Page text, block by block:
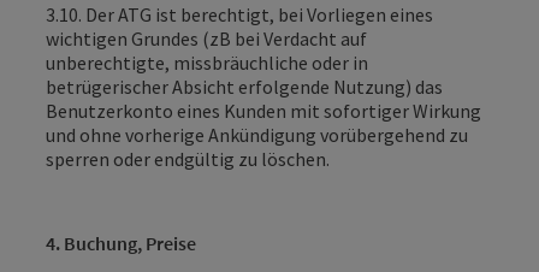
3.10. Der ATG ist berechtigt, bei Vorliegen eines
wichtigen Grundes (zB bei Verdacht auf
unberechtigte, missbräuchliche oder in
betrügerischer Absicht erfolgende Nutzung) das
Benutzerkonto eines Kunden mit sofortiger Wirkung
und ohne vorherige Ankündigung vorübergehend zu
sperren oder endgültig zu löschen.
4. Buchung, Preise